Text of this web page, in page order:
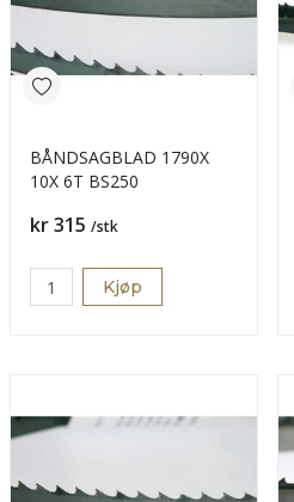
BÅNDSAGBLAD 1790X
10X 6T BS250
Pris
kr 315 /stk
Kjøp